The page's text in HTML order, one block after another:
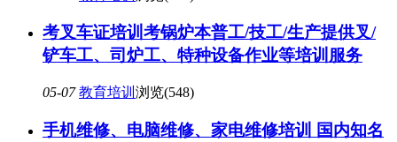
考叉车证培训考锅炉本普工/技工/生产提供叉/
铲车工、司炉工、特种设备作业等培训服务
05-07 教育培训 浏览(548)
手机维修、电脑维修、家电维修培训 国内知名